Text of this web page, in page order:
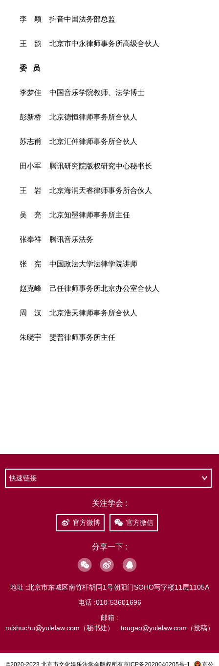
快速链接
关注学会 :
官方微博 官方微信
分享一下 :
地址 :北京市东城区南竹杆胡同1号朝阳门SOHO写字楼11层1105A
电话 :010-53601696
邮箱 :
mishuchu@yulelaw.com（秘书处） tougao@yulelaw.com（投稿）
©2020-2023 北京市文化娱乐法学会版权所有京ICP备2020040205号-1 京公